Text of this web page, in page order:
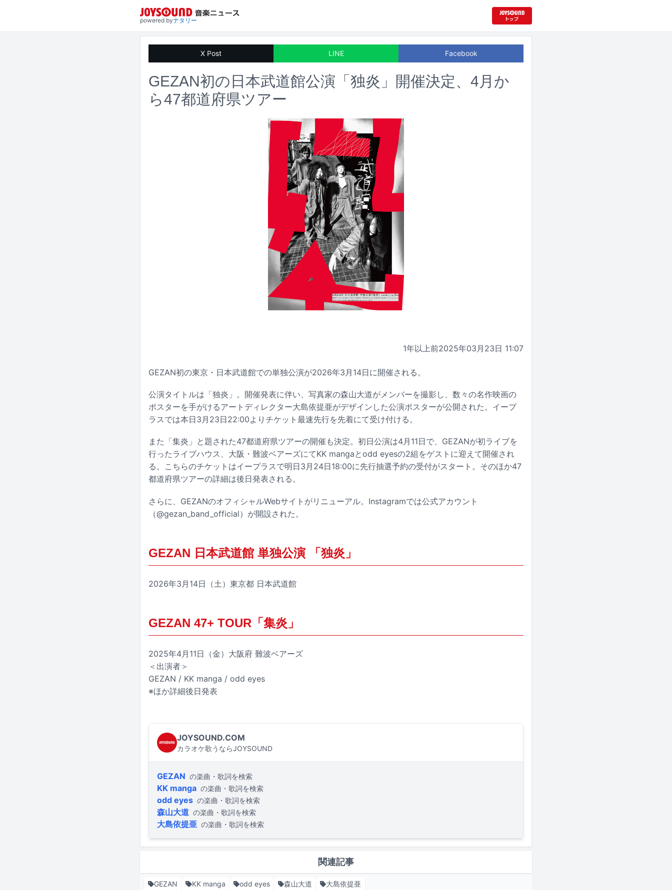
powered byナタリー
X Post LINE Facebook
GEZAN初の日本武道館公演「独炎」開催決定、4月か
ら47都道府県ツアー
1年以上前2025年03月23日 11:07
GEZAN初の東京・日本武道館での単独公演が2026年3月14日に開催される。
公演タイトルは「独炎」。開催発表に伴い、写真家の森山大道がメンバーを撮影し、数々の名作映画の
ポスターを手がけるアートディレクター大島依提亜がデザインした公演ポスターが公開された。イープ
ラスでは本日3月23日22:00よりチケット最速先行を先着にて受け付ける。
また「集炎」と題された47都道府県ツアーの開催も決定。初日公演は4月11日で、GEZANが初ライブを
行ったライブハウス、大阪・難波ベアーズにてKK mangaとodd eyesの2組をゲストに迎えて開催され
る。こちらのチケットはイープラスで明日3月24日18:00に先行抽選予約の受付がスタート。そのほか47
都道府県ツアーの詳細は後日発表される。
さらに、GEZANのオフィシャルWebサイトがリニューアル。Instagramでは公式アカウント
（@gezan_band_official）が開設された。
GEZAN 日本武道館 単独公演 「独炎」
2026年3月14日（土）東京都 日本武道館
GEZAN 47+ TOUR「集炎」
2025年4月11日（金）大阪府 難波ベアーズ
＜出演者＞
GEZAN / KK manga / odd eyes
※ほか詳細後日発表
JOYSOUND.COM
カラオケ歌うならJOYSOUND
GEZAN の楽曲・歌詞を検索
KK manga の楽曲・歌詞を検索
odd eyes の楽曲・歌詞を検索
森山大道 の楽曲・歌詞を検索
大島依提亜 の楽曲・歌詞を検索
関連記事
GEZAN KK manga odd eyes 森山大道 大島依提亜